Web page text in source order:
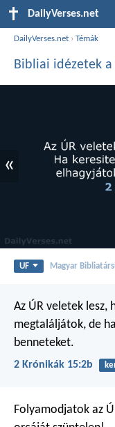
DailyVerses.net
DailyVerses.net ›Témák
Bibliai idézetek a
«
UF Magyar
Az ÚR veletek lesz,
megtaláljátok, de
benneteket.
2 Krónikák 15:2b
Folyamodjatok az